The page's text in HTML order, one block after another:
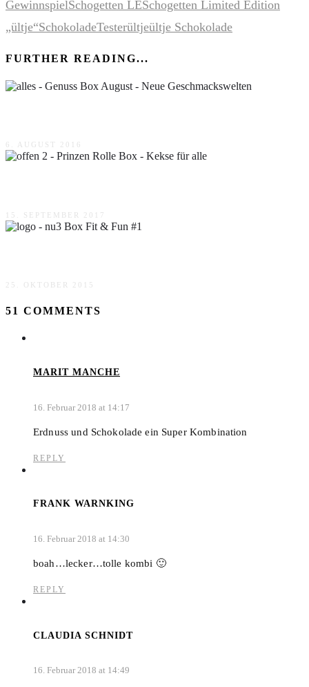
GewinnspielSchogetten LESchogetten Limited Edition
„ültje“SchokoladeTesterültjeültje Schokolade
FURTHER READING...
6. AUGUST 2016
15. SEPTEMBER 2017
25. OKTOBER 2015
51 COMMENTS
MARIT MANCHE
16. Februar 2018 at 14:17
Erdnuss und Schokolade ein Super Kombination
REPLY
FRANK WARNKING
16. Februar 2018 at 14:30
boah…lecker…tolle kombi 🙂
REPLY
CLAUDIA SCHNIDT
16. Februar 2018 at 14:49